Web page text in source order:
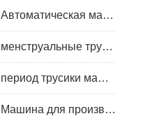
Автоматическая машина для изготовления гигиенических прокладок
менструальные трусики машина
период трусики машина
Машина для производства ежедневных прокладок